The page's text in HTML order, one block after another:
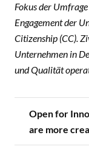
Fokus der
Engagement der
Citizenship (CC).
Unternehmen in
und Qualität
Open for
are more